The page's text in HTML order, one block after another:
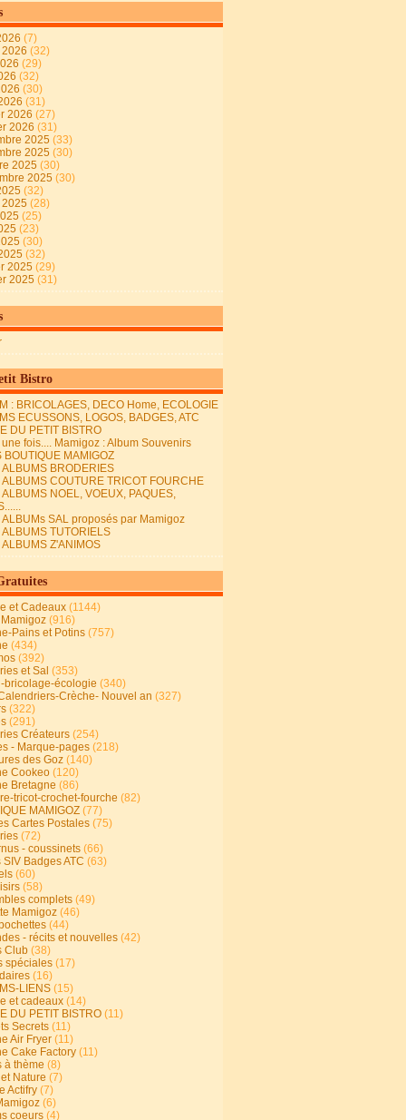
(7)
(32)
(29)
(32)
(30)
(31)
2026 (27)
2026 (31)
2025 (33)
2025 (30)
2025 (30)
2025 (30)
(32)
(28)
(25)
(23)
(30)
(32)
2025 (29)
2025 (31)
Bistro
: BRICOLAGES, DECO Home, ECOLOGIE
ECUSSONS, LOGOS, BADGES, ATC
DU PETIT BISTRO
fois.... Mamigoz : Album Souvenirs
BOUTIQUE MAMIGOZ
ALBUMS BRODERIES
ALBUMS COUTURE TRICOT FOURCHE
ALBUMS NOEL, VOEUX, PAQUES,
ALBUMs SAL proposés par Mamigoz
ALBUMS TUTORIELS
ALBUMS Z'ANIMOS
et Cadeaux (1144)
(916)
Pains et Potins (757)
(434)
(392)
et Sal (353)
bricolage-écologie (340)
Crèche- Nouvel an (327)
(322)
(291)
Créateurs (254)
- Marque-pages (218)
des Goz (140)
Cookeo (120)
Bretagne (86)
tricot-crochet-fourche (82)
MAMIGOZ (77)
Cartes Postales (75)
(72)
- coussinets (66)
Badges ATC (63)
(60)
(58)
complets (49)
Mamigoz (46)
(44)
- récits et nouvelles (42)
Club (38)
spéciales (17)
(16)
LIENS (15)
et cadeaux (14)
DU PETIT BISTRO (11)
Secrets (11)
Air Fryer (11)
Cake Factory (11)
à thème (8)
Nature (7)
Actifry (7)
(6)
coeurs (4)